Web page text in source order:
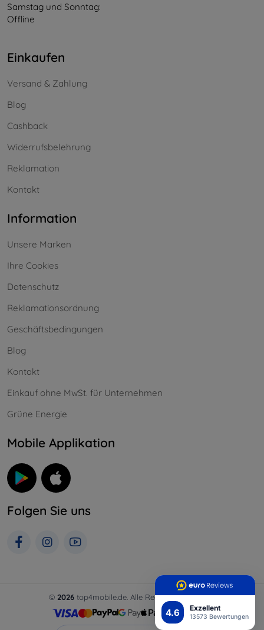
4.6 Exzellent
13573 Bewertungen
Samstag und Sonntag:
Offline
Einkaufen
Versand & Zahlung
Blog
Cashback
Widerrufsbelehrung
Reklamation
Kontakt
Information
Unsere Marken
Ihre Cookies
Datenschutz
Reklamationsordnung
Geschäftsbedingungen
Blog
Kontakt
Einkauf ohne MwSt. für Unternehmen
Grüne Energie
Mobile Applikation
Folgen Sie uns
© 2026 top4mobile.de. Alle Rechte vorbehalten.